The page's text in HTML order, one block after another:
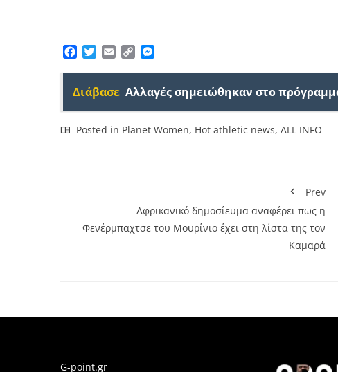
Facebook
TwitterEmailCopy
Διάβασε Αλλαγές σημειώθηκαν στο
Posted in Planet Women, Hot athletic news, ALL INFO
Prev
Αφρικανικό δημοσίευμα αναφέρει πως η
Φενέρμπαχτσε του Μουρίνιο έχει στη λίστα της τον
Καμαρά
G-point.gr